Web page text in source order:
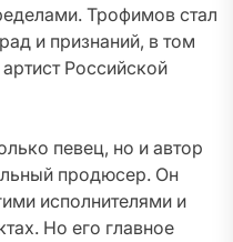
Трофимов стал
и признаний, в том
Российской
певец, но и автор
продюсер. Он
исполнителями и
Но его главное